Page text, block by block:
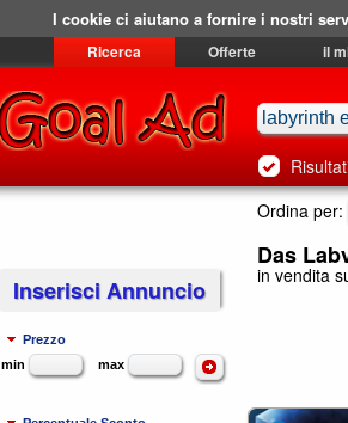
Ricerca Offerte il
Ordina per:
Das
in vendita
Inserisci Annuncio
Prezzo
min
max
I cookie ci aiutano a fornire i nostri